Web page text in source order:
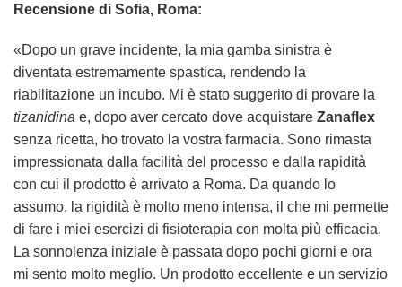
Recensione di Sofia, Roma:
«Dopo un grave incidente, la mia gamba sinistra è
diventata estremamente spastica, rendendo la
riabilitazione un incubo. Mi è stato suggerito di provare la
tizanidina e, dopo aver cercato dove acquistare Zanaflex
senza ricetta, ho trovato la vostra farmacia. Sono rimasta
impressionata dalla facilità del processo e dalla rapidità
con cui il prodotto è arrivato a Roma. Da quando lo
assumo, la rigidità è molto meno intensa, il che mi permette
di fare i miei esercizi di fisioterapia con molta più efficacia.
La sonnolenza iniziale è passata dopo pochi giorni e ora
mi sento molto meglio. Un prodotto eccellente e un servizio